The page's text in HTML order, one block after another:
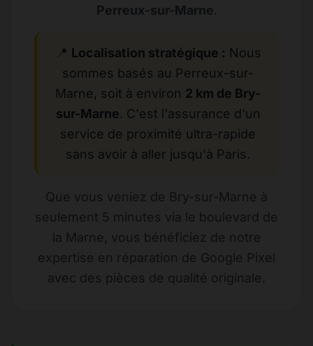
Perreux-sur-Marne.
📍 Localisation stratégique : Nous
sommes basés au Perreux-sur-
Marne, soit à environ 2 km de Bry-
sur-Marne. C'est l'assurance d'un
service de proximité ultra-rapide
sans avoir à aller jusqu'à Paris.
Que vous veniez de Bry-sur-Marne à
seulement 5 minutes via le boulevard de
la Marne, vous bénéficiez de notre
expertise en réparation de Google Pixel
avec des pièces de qualité originale.